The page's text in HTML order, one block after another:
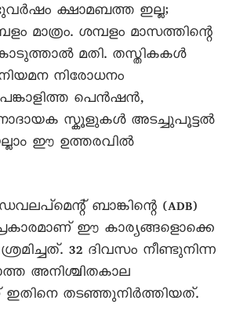
ക്ഷാമബത്ത ഇല്ല;
മാത്രം. ശമ്പളം മാസത്തിന്റെ
മതി. തസ്തികകള്‍
നിയമന നിരോധനം
പങ്കാളിത്ത പെന്‍ഷന്‍,
സ്കൂളുകള്‍ അടച്ചുപൂട്ടല്‍
ഈ ഉത്തരവില്‍
ബാങ്കിന്റെ (ADB)
ഈ കാര്യങ്ങളൊക്കെ
32 ദിവസം നീണ്ടുനിന്ന
അനിശ്ചിതകാല
തടഞ്ഞുനിര്‍ത്തിയത്.